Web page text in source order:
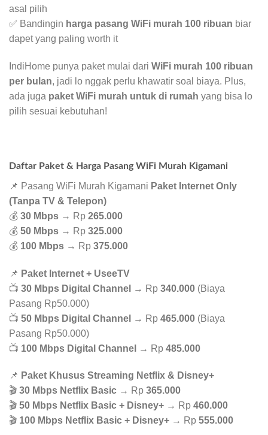
asal pilih
✅ Bandingin harga pasang WiFi murah 100 ribuan biar
dapet yang paling worth it
IndiHome punya paket mulai dari WiFi murah 100 ribuan
per bulan, jadi lo nggak perlu khawatir soal biaya. Plus,
ada juga paket WiFi murah untuk di rumah yang bisa lo
pilih sesuai kebutuhan!
Daftar Paket & Harga Pasang WiFi Murah Kigamani
📌 Pasang WiFi Murah Kigamani Paket Internet Only
(Tanpa TV & Telepon)
💰 30 Mbps → Rp 265.000
💰 50 Mbps → Rp 325.000
💰 100 Mbps → Rp 375.000
📌 Paket Internet + UseeTV
📺 30 Mbps Digital Channel → Rp 340.000 (Biaya
Pasang Rp50.000)
📺 50 Mbps Digital Channel → Rp 465.000 (Biaya
Pasang Rp50.000)
📺 100 Mbps Digital Channel → Rp 485.000
📌 Paket Khusus Streaming Netflix & Disney+
🎬 30 Mbps Netflix Basic → Rp 365.000
🎬 50 Mbps Netflix Basic + Disney+ → Rp 460.000
🎬 100 Mbps Netflix Basic + Disney+ → Rp 555.000